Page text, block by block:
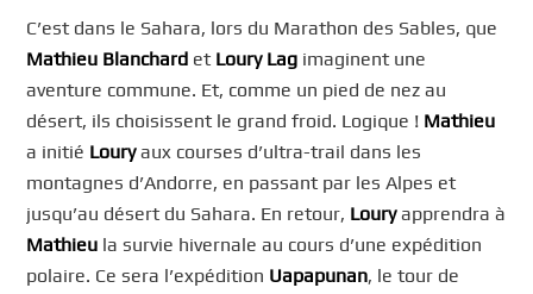
C’est dans le Sahara, lors du Marathon des Sables, que
Mathieu Blanchard et Loury Lag imaginent une
aventure commune. Et, comme un pied de nez au
désert, ils choisissent le grand froid. Logique ! Mathieu
a initié Louryaux courses d’ultra-trail dans les
montagnes d’Andorre, en passant par les Alpes et
jusqu’au désert du Sahara. En retour, Louryapprendra à
Mathieu la survie hivernale au cours d’une expédition
polaire. Ce sera l’expédition Uapapunan, le tour de